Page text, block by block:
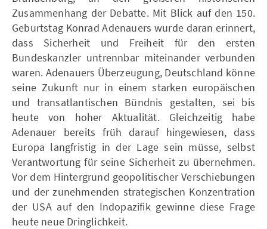
Zusammenhang der Debatte. Mit Blick auf den 150.
Geburtstag Konrad Adenauers wurde daran erinnert,
dass Sicherheit und Freiheit für den ersten
Bundeskanzler untrennbar miteinander verbunden
waren. Adenauers Überzeugung, Deutschland könne
seine Zukunft nur in einem starken europäischen
und transatlantischen Bündnis gestalten, sei bis
heute von hoher Aktualität. Gleichzeitig habe
Adenauer bereits früh darauf hingewiesen, dass
Europa langfristig in der Lage sein müsse, selbst
Verantwortung für seine Sicherheit zu übernehmen.
Vor dem Hintergrund geopolitischer Verschiebungen
und der zunehmenden strategischen Konzentration
der USA auf den Indopazifik gewinne diese Frage
heute neue Dringlichkeit.